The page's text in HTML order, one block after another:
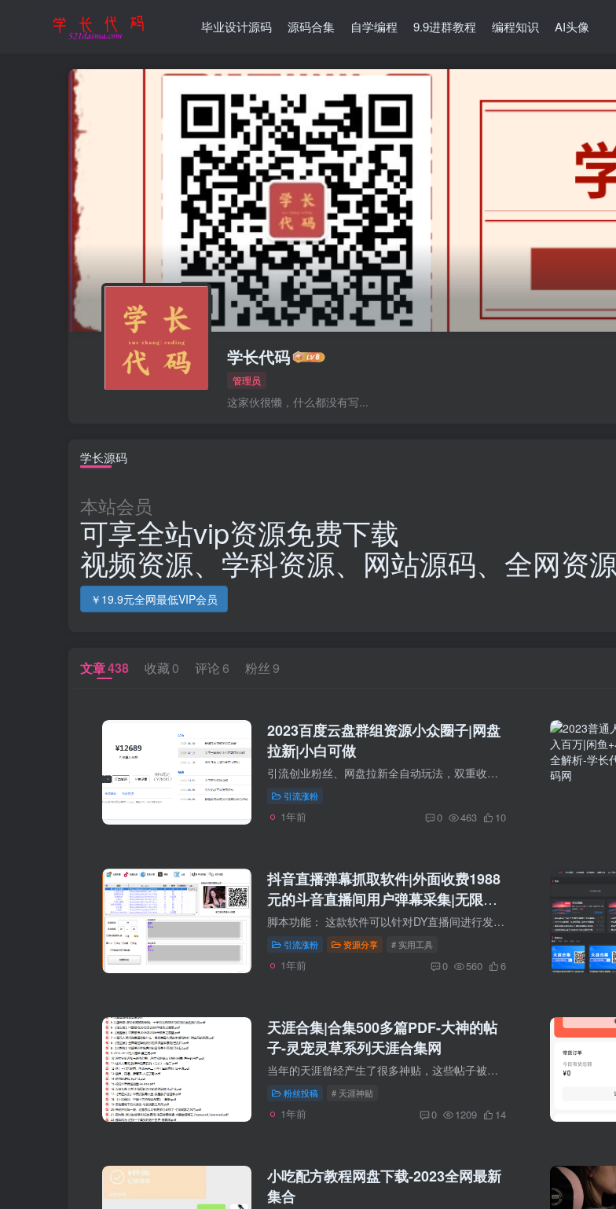
毕业设计源码 源码合集 自学编程 9.9进群教程 编程知识 AI头像
学长代码
管理员
这家伙很懒，什么都没有写...
学长源码
本站会员
可享全站vip资源免费下载
视频资源、学科资源、网站源码、全网资
￥19.9元全网最低VIP会员
文章438 收藏 0 评论 6 粉丝9
2023百度云盘群组资源小众圈子|网盘
拉新|小白可做
引流创业粉丝、网盘拉新全自动玩法，双重收益。无需繁琐操作，简单易懂，初学者也能迅速掌握，j简单易懂的教程。只需耐心阅读，必定会有所收获。项目通过第三方平台进行付费成交，无需电脑，手...
引流涨粉
1年前 0 463 10
抖音直播弹幕抓取软件|外面收费1988
元的斗音直播间用户弹幕采集|无限私
信机精准获客(附教程+脚本)
脚本功能： 这款软件可以针对DY直播间进行发言、弹幕、打赏、互动等内容的数据采集。 采集后，软件自带私信、关注、点赞、留痕功能，可以解放双手自动引流。 设备需求：电脑 本脚本需要另外购买...
引流涨粉 资源分享 # 实用工具
1年前 0 560 6
天涯合集|合集500多篇PDF-大神的帖
子-灵宠灵草系列天涯合集网
当年的天涯曾经产生了很多神贴，这些帖子被人们称为天涯神贴。有很多大神无私的分享，有些还精准预测了很多形势、事件，非常神。可惜的是由于种种原因很多神贴已经被天涯删除了，庆幸的是有人把...
粉丝投稿 # 天涯神贴
1年前 0 1209 14
小吃配方教程网盘下载-2023全网最新
集合